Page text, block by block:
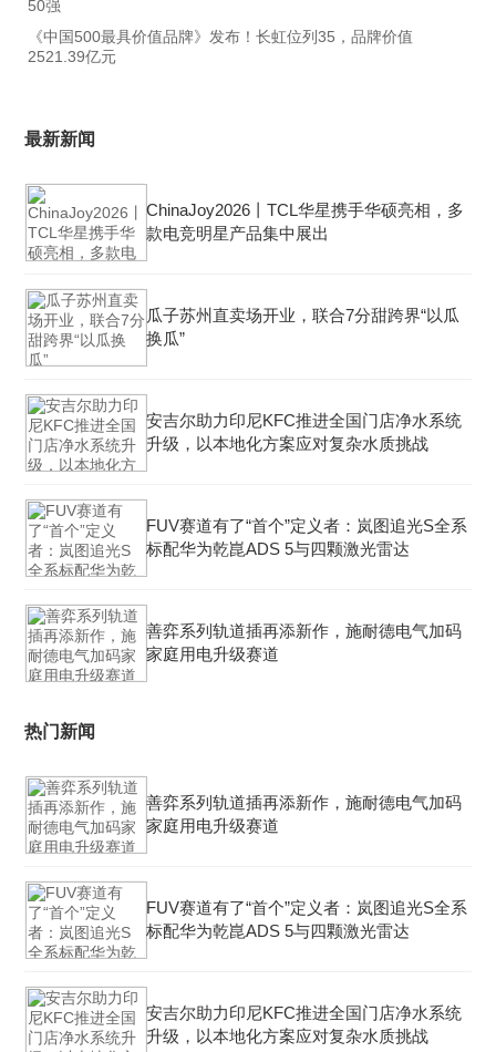
50强
《中国500最具价值品牌》发布！长虹位列35，品牌价值
2521.39亿元
最新新闻
ChinaJoy2026丨TCL华星携手华硕亮相，多
款电竞明星产品集中展出
瓜子苏州直卖场开业，联合7分甜跨界“以瓜
换瓜”
安吉尔助力印尼KFC推进全国门店净水系统
升级，以本地化方案应对复杂水质挑战
FUV赛道有了“首个”定义者：岚图追光S全系
标配华为乾崑ADS 5与四颗激光雷达
善弈系列轨道插再添新作，施耐德电气加码
家庭用电升级赛道
热门新闻
善弈系列轨道插再添新作，施耐德电气加码
家庭用电升级赛道
FUV赛道有了“首个”定义者：岚图追光S全系
标配华为乾崑ADS 5与四颗激光雷达
安吉尔助力印尼KFC推进全国门店净水系统
升级，以本地化方案应对复杂水质挑战